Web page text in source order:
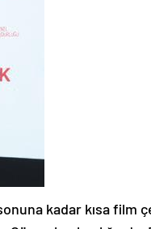
kadar kısa film